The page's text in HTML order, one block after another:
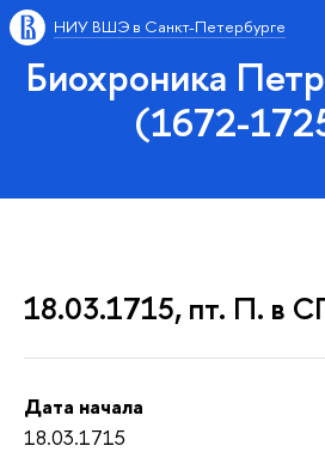
НИУ ВШЭ в Санкт-Петербурге
Биохроника
(1672-
18.03.1715, пт. П. в
Дата начала
18.03.1715